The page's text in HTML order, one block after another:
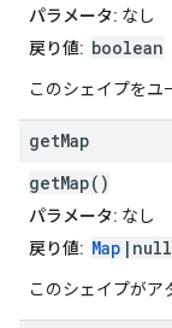
パラメータ: なし
戻り値: boolean
このシェイプをユ
getMap
getMap()
パラメータ: なし
戻り値: Map |null
このシェイプがア